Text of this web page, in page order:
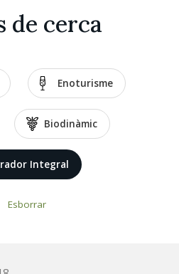
de cerca
Enoturisme
Biodinàmic
Integral
Esborrar